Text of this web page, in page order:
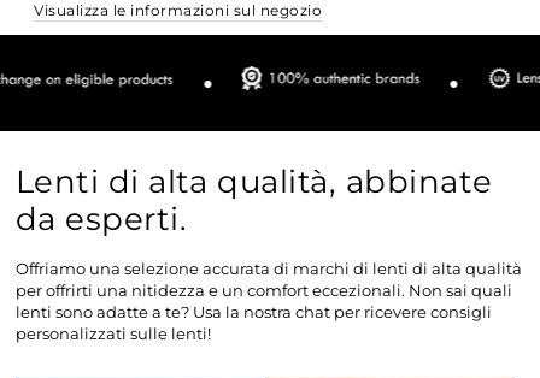
Visualizza le informazioni sul negozio
Lenti di alta qualità, abbinate
da esperti.
Offriamo una selezione accurata di marchi di lenti di alta qualità
per offrirti una nitidezza e un comfort eccezionali. Non sai quali
lenti sono adatte a te? Usa la nostra chat per ricevere consigli
personalizzati sulle lenti!